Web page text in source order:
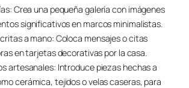
Crea una pequeña galería con imágenes
significativos en marcos minimalistas.
a mano: Coloca mensajes o citas
en tarjetas decorativas por la casa.
artesanales: Introduce piezas hechas a
cerámica, tejidos o velas caseras, para